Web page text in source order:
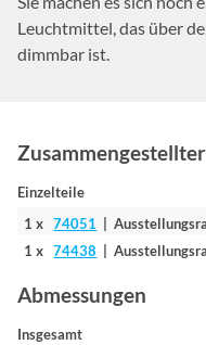
Leuchtmittel, das über
dimmbar ist.
Einzelteile
1 x74051 |
1 x74438 |
Abmessungen
Insgesamt